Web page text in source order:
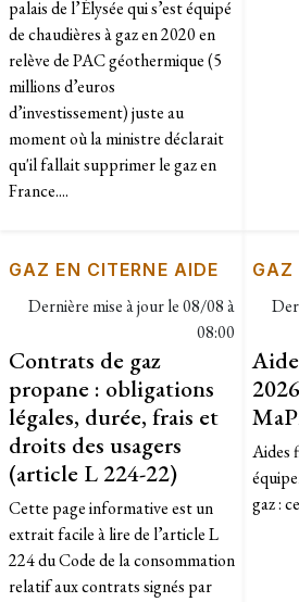
palais de l’Élysée qui s’est équipé
de chaudières à gaz en 2020 en
relève de PAC géothermique (5
millions d’euros
d’investissement) juste au
moment où la ministre déclarait
qu'il fallait supprimer le gaz en
France....
GAZ EN CITERNE AIDE
Dernière mise à jour le08/08 à
08:00
Contrats de gaz
propane : obligations
légales, durée, frais et
droits des usagers
(article L 224-22)
Cette page informative est un
extrait facile à lire de l’article L
224 du Code de la consommation
relatif aux contrats signés par
GAZ
Aides
gaz :